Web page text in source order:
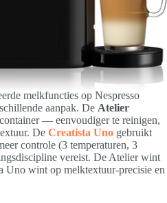
melkfuncties op Nespresso
aanpak. De Atelier
— eenvoudiger te reinigen,
De Creatista Uno gebruikt
controle (3 temperaturen, 3
vereist. De Atelier wint
Uno wint op melktextuur-precisie en